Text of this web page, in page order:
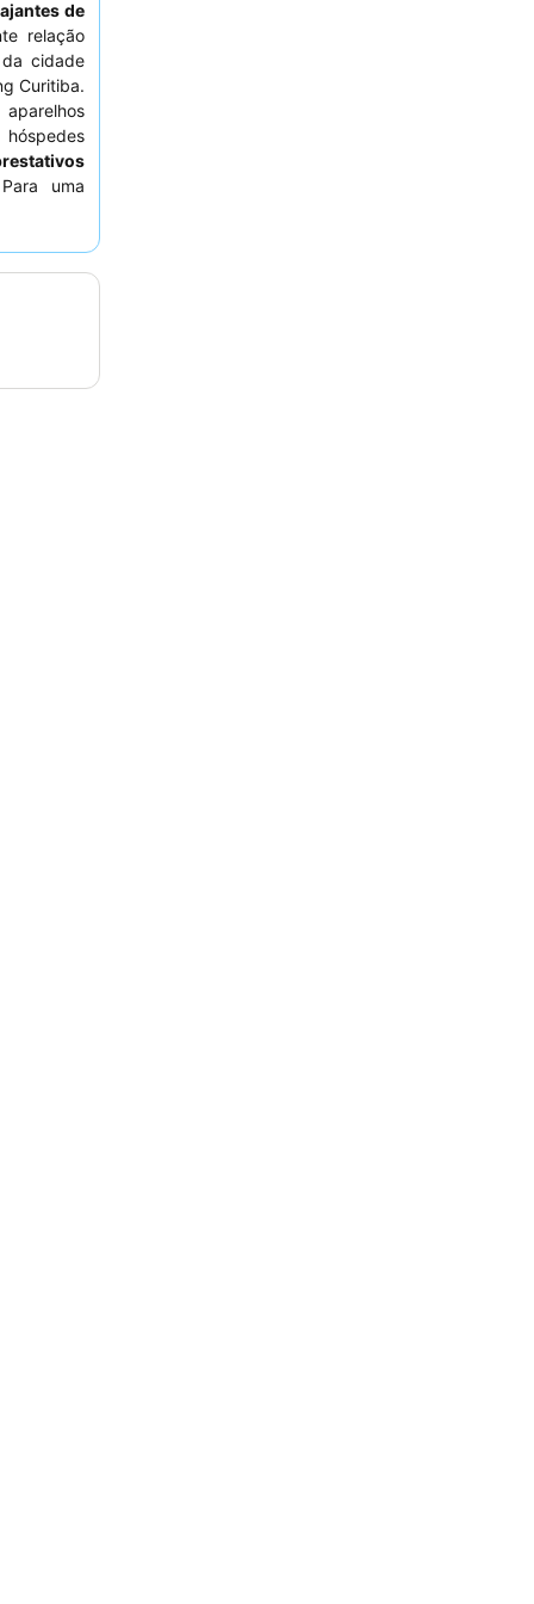
de
relação
cidade
Curitiba.
uma